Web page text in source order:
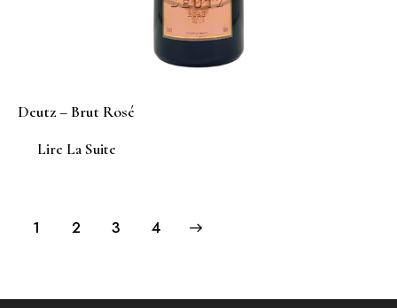
Deutz – Brut Rosé
Lire La Suite
1 2 3 4
→